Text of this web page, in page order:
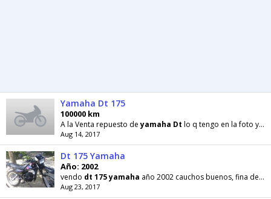
Yamaha Dt 175
100000 km
A la Venta repuesto deyamaha Dt lo q tengo en la foto y mucho mas. Si no ve en la foto lo q
Aug 14, 2017
Dt 175 Yamaha
Año: 2002
vendo dt 175yamaha año 2002 cauchos buenos, fina de motor, a toda prueba, titulo y sus dos carnets
Aug 23, 2017